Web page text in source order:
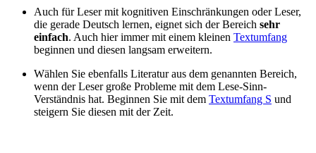
Auch für Leser mit kognitiven Einschränkungen oder Leser,
die gerade Deutsch lernen, eignet sich der Bereich sehr
einfach. Auch hier immer mit einem kleinen Textumfang
beginnen und diesen langsam erweitern.
Wählen Sie ebenfalls Literatur aus dem genannten Bereich,
wenn der Leser große Probleme mit dem Lese-Sinn-
Verständnis hat. Beginnen Sie mit dem Textumfang S und
steigern Sie diesen mit der Zeit.